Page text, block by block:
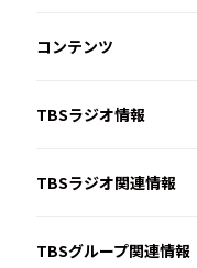
コンテンツ
TBSラジオ情報
TBSラジオ関連情報
TBSグループ関連情報